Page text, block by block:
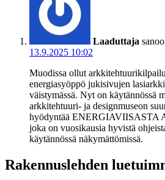
Laaduttaja
13.9.2025 10:02
Muodissa ollut
energiasyöppö jukisivujen
väistymässä. Nyt on käytännössä
arkkitehtuuri- ja designmuseon
hyödyntää
joka on vuosikausia hyvistä
käytännössä näkymättömissä.
Rakennuslehden